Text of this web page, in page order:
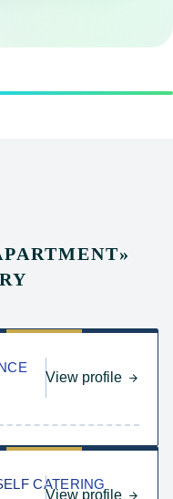
»
View profile
CATERING
View profile